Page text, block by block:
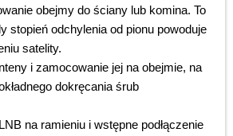
obejmy do ściany lub komina. To
stopień odchylenia od pionu powoduje
satelity.
i zamocowanie jej na obejmie, na
dokręcania śrub
na ramieniu i wstępne podłączenie